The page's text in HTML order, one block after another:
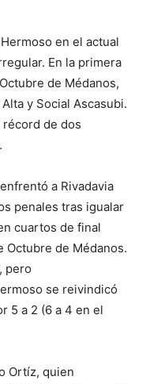
en el actual
En la primera
de Médanos,
y Social Ascasubi.
de dos
a Rivadavia
penales tras igualar
cuartos de final
Octubre de Médanos.
pero
se reivindicó
5 a 2 (6 a 4 en el
Ortíz, quien